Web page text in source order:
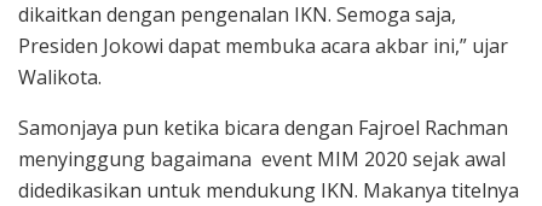
dikaitkan dengan pengenalan IKN. Semoga saja,
Presiden Jokowi dapat membuka acara akbar ini,” ujar
Walikota.
Samonjaya pun ketika bicara dengan Fajroel Rachman
menyinggung bagaimana event MIM 2020 sejak awal
didedikasikan untuk mendukung IKN. Makanya titelnya